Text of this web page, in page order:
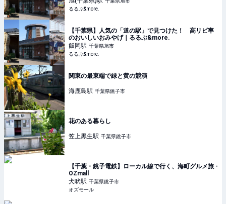
るるぶ&more.
【千葉県】人気の「道の駅」で見つけた！ 高リピ率
のおいしいおみやげ｜るるぶ&more.
飯岡駅 千葉県旭市
るるぶ&more.
関東の最東端で緑と黄の競演
海鹿島駅 千葉県銚子市
花のある暮らし
笠上黒生駅 千葉県銚子市
【千葉・銚子電鉄】ローカル線で行く、海町グルメ旅 -
OZmall
犬吠駅 千葉県銚子市
オズモール